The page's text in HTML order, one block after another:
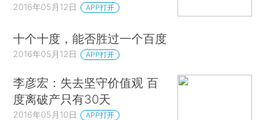
2016年05月12日 APP打开
十个十度，能否胜过一个百度
2016年05月12日 APP打开
李彦宏：失去坚守价值观 百
度离破产只有30天
2016年05月10日 APP打开